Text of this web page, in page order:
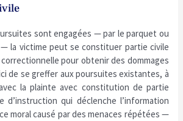
sont engagées — par le parquet ou
la victime peut se constituer partie civile
pour obtenir des dommages
de se greffer aux poursuites existantes, à
la plainte avec constitution de partie
d’instruction qui déclenche l’information
moral causé par des menaces répétées —